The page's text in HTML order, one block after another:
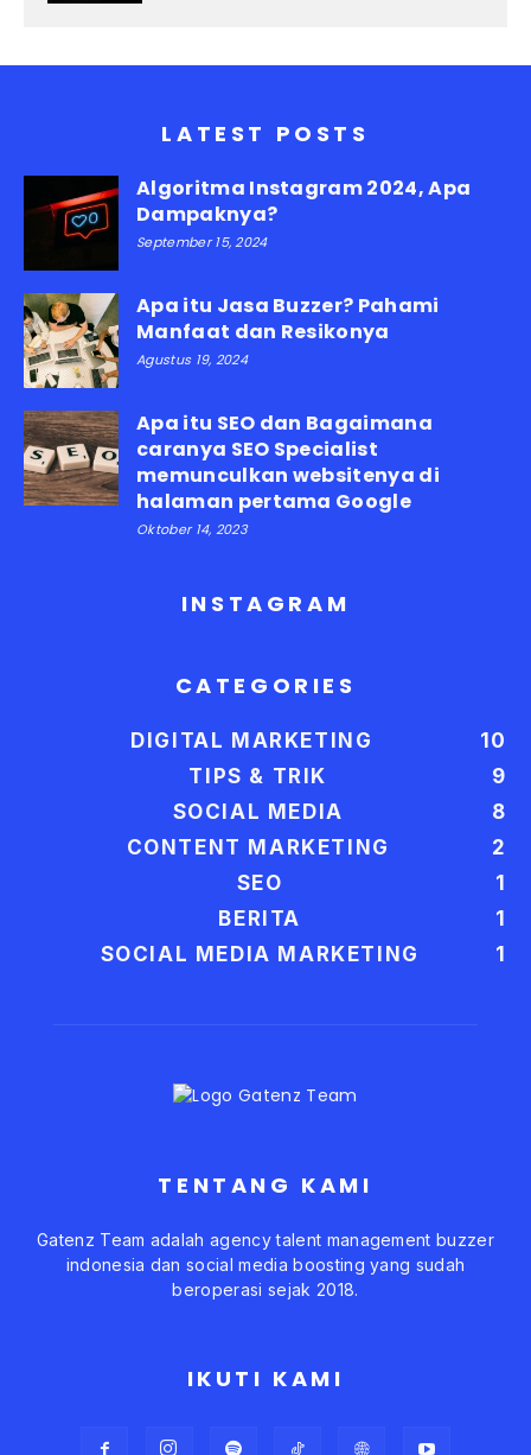
LATEST POSTS
Algoritma Instagram 2024, Apa
Dampaknya?
September 15, 2024
Apa itu Jasa Buzzer? Pahami
Manfaat dan Resikonya
Agustus 19, 2024
Apa itu SEO dan Bagaimana
caranya SEO Specialist
memunculkan websitenya di
halaman pertama Google
Oktober 14, 2023
INSTAGRAM
CATEGORIES
DIGITAL MARKETING
10
TIPS & TRIK
9
SOCIAL MEDIA
8
CONTENT MARKETING
2
SEO
1
BERITA
1
SOCIAL MEDIA MARKETING
1
TENTANG KAMI
Gatenz Team adalah agency talent management buzzer
indonesia dan social media boosting yang sudah
beroperasi sejak 2018.
IKUTI KAMI